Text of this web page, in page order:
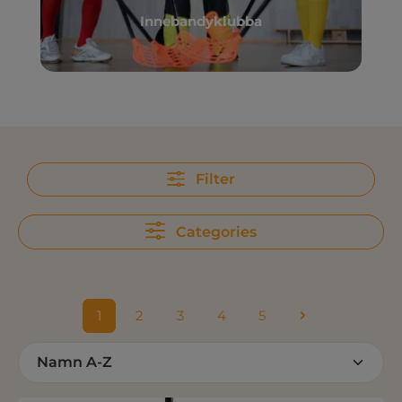
Innebandyklubba
Filter
Categories
Sida
1 Sida
2 Sida
3 Sida
4 Sida
5